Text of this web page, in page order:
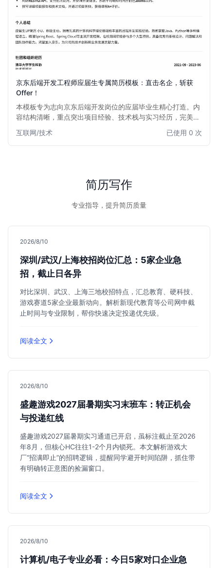
京东后端开发工程师应届生专属简历模板：直击名企，斩获
Offer！
本模板专为志向京东后端开发岗位的应届毕业生精心打造。内
容结构清晰，重点突出项目经验、技术栈与实习经历，完美契
效展示其扎实的技术基础、解决问题能力和学习潜力，助您在
众多求职者中脱颖而出，直达心仪Offer。
互联网/技术 已使用 0 次
简历写作
专业指导，提升简历质量
2026/8/10
深圳/武汉/上海校招岗位汇总：5家企业急
招，截止日各异
对比深圳、武汉、上海三地校招特点，汇总教育、硬科技、
游戏赛道5家企业最新动向。解析新现代教育等公司网申截
止时间与专业限制，帮你快速决定投递优先级。
阅读全文
2026/8/10
盛趣游戏2027届暑期实习末班车：转正机会
与投递红线
盛趣游戏2027届暑期实习通道已开启，虽标注截止至2026
年8月，但核心HC往往1-2个月内锁死。本文解析游戏大
厂“招满即止”的招聘逻辑，提醒同学避开时间陷阱，抓住带
有明确转正意图的捡漏窗口。
阅读全文
2026/8/10
计算机/电子专业必看：今日5家对口企业急